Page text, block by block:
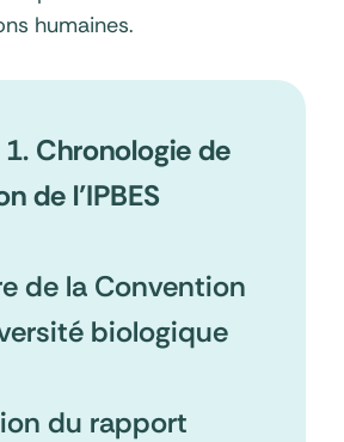
humaines.
1. Chronologie de
de l’IPBES
de la Convention
biologique
du rapport